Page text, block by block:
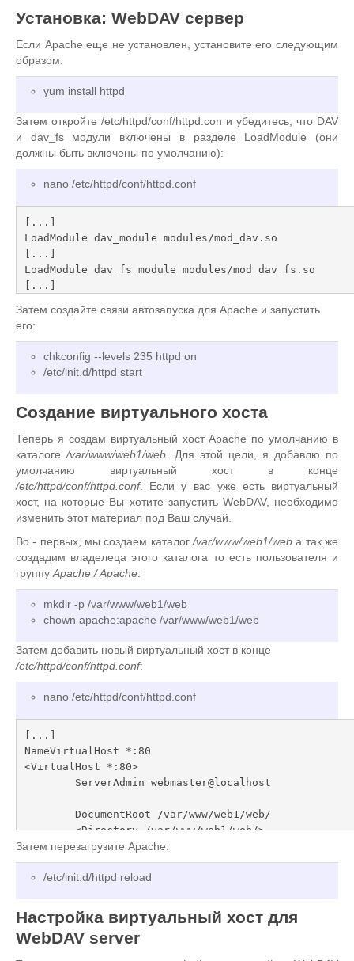
Установка: WebDAV сервер
Если Apache еще не установлен, установите его следующим
образом:
yum install httpd
Затем откройте /etc/httpd/conf/httpd.con и убедитесь, что DAV
и dav_fs модули включены в разделе LoadModule (они
должны быть включены по умолчанию):
nano /etc/httpd/conf/httpd.conf
[...]
LoadModule dav_module modules/mod_dav.so
[...]
LoadModule dav_fs_module modules/mod_dav_fs.so
[...]
Затем создайте связи автозапуска для Apache и запустить
его:
chkconfig --levels 235 httpd on
/etc/init.d/httpd start
Создание виртуального хоста
Теперь я создам виртуальный хост Apache по умолчанию в
каталоге /var/www/web1/web . Для этой цели, я добавлю по
умолчанию виртуальный хост в конце
/etc/httpd/conf/httpd.conf. Если у вас уже есть виртуальный
хост, на которые Вы хотите запустить WebDAV, необходимо
изменить этот материал под Ваш случай.
Во - первых, мы создаем каталог /var/www/web1/web а так же
создадим владелеца этого каталога то есть пользователя и
группу Apache / Apache:
mkdir -p /var/www/web1/web
chown apache:apache /var/www/web1/web
Затем добавить новый виртуальный хост в конце
/etc/httpd/conf/httpd.conf:
nano /etc/httpd/conf/httpd.conf
[...]
NameVirtualHost *:80
<VirtualHost *:80>
        <Directory /var/www/web1/web/>
                Options Indexes MultiViews
                AllowOverride None
                Order allow,deny
</VirtualHost>
Затем перезагрузите Apache:
/etc/init.d/httpd reload
Настройка виртуальный хост для
WebDAV server